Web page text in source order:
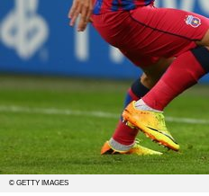
© GETTY IMAGES